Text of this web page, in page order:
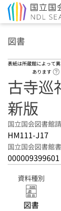
図書
表紙は所蔵館によって
あります
古寺巡
新版
国立国会図書館
HM111-J17
国立国会図書館
000009399601
資料種別
図書